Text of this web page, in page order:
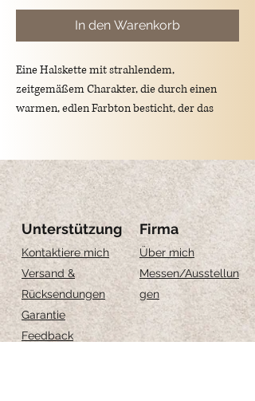
In den Warenkorb
Eine Halskette mit strahlendem,
zeitgemäßem Charakter, die durch einen
warmen, edlen Farbton besticht, der das
verschiedene Arten tragen und passt sich
Ihrem Stil und jedem Anlass an.
Tipps zum Tragen
zweilagig um den Hals für einen eleganten
Unterstützung
Kontaktiere mich
Versand &
Rücksendungen
Garantie
Feedback
Firma
Über mich
Messen/Ausstellun
gen